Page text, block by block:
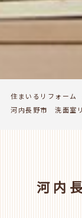
住まいるリフォーム
河内長野市 洗面室
河内